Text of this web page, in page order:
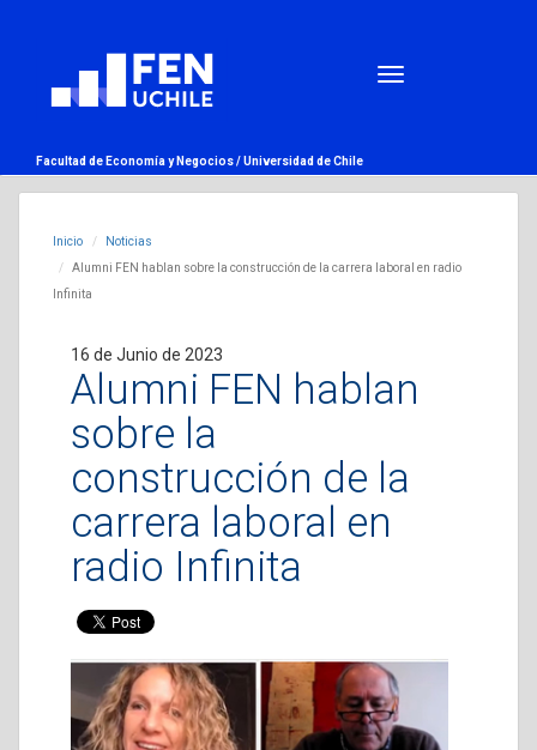
Facultad de Economía y Negocios /Universidad de Chile
Inicio
Noticias
Alumni FEN hablan sobre la construcción de la carrera laboral en radio
Infinita
16 de Junio de 2023
Alumni FEN hablan
sobre la
construcción de la
carrera laboral en
radio Infinita